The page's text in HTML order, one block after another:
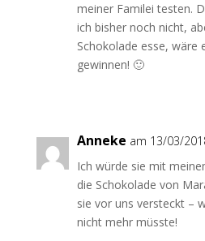
meiner Familei testen.
ich bisher noch nicht,
Schokolade esse, wäre
gewinnen! 🙂
Anneke am 13/03/
Ich würde sie mit
die Schokolade von
sie vor uns versteckt –
nicht mehr müsste!